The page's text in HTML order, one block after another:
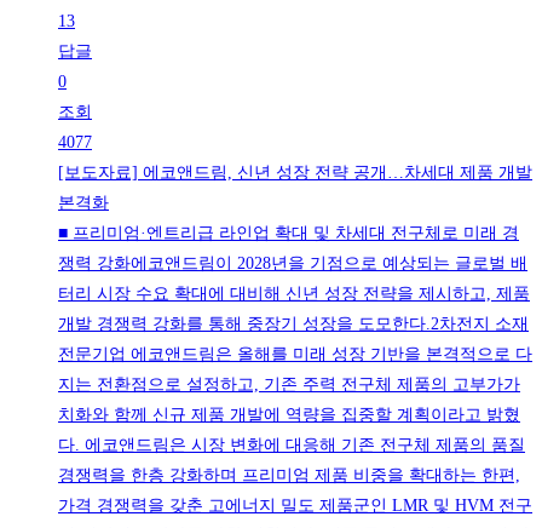
13
답글
0
조회
4077
[보도자료] 에코앤드림, 신년 성장 전략 공개…차세대 제품 개발
본격화
■ 프리미엄·엔트리급 라인업 확대 및 차세대 전구체로 미래 경
쟁력 강화에코앤드림이 2028년을 기점으로 예상되는 글로벌 배
터리 시장 수요 확대에 대비해 신년 성장 전략을 제시하고, 제품
개발 경쟁력 강화를 통해 중장기 성장을 도모한다.2차전지 소재
전문기업 에코앤드림은 올해를 미래 성장 기반을 본격적으로 다
지는 전환점으로 설정하고, 기존 주력 전구체 제품의 고부가가
치화와 함께 신규 제품 개발에 역량을 집중할 계획이라고 밝혔
다. 에코앤드림은 시장 변화에 대응해 기존 전구체 제품의 품질
경쟁력을 한층 강화하며 프리미엄 제품 비중을 확대하는 한편,
가격 경쟁력을 갖춘 고에너지 밀도 제품군인 LMR 및 HVM 전구